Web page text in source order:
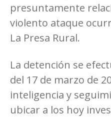
presuntamente
violento ataque
La Presa Rural.
La detención se
del 17 de marzo de
inteligencia y
ubicar a los hoy